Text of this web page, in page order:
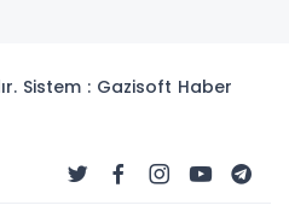
Sistem : Gazisoft Haber